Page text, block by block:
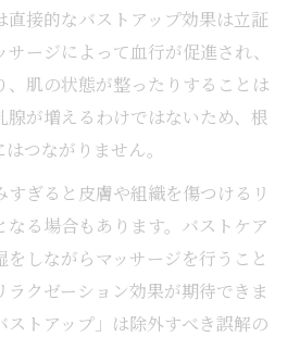
直接的なバストアップ効果は立証
ージによって血行が促進され、
、肌の状態が整ったりすることは
腺が増えるわけではないため、根
つながりません。
ぎると皮膚や組織を傷つけるリ
なる場合もあります。バストケア
をしながらマッサージを行うこと
クゼーション効果が期待できま
ストアップ」は除外すべき誤解の